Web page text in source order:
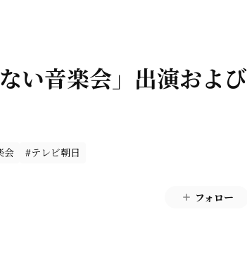
い音楽会」出演および
会 #テレビ朝日
フォロー